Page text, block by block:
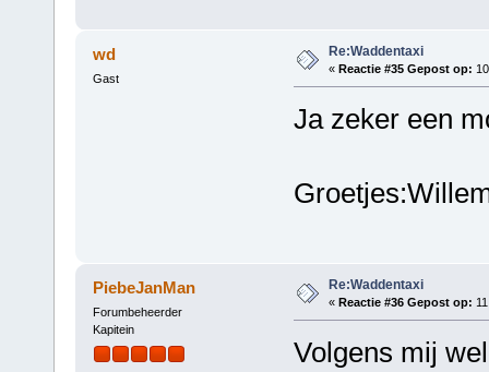
wd
Gast
Re:Waddentaxi
« Reactie #35 Gepost op:
Ja zeker een
PiebeJanMan
Forumbeheerder
Kapitein
Re:Waddentaxi
« Reactie #36 Gepost op:
Volgens mij